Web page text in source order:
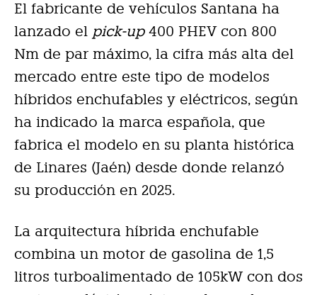
El fabricante de vehículos Santana ha
lanzado el pick-up400 PHEV con 800
Nm de par máximo, la cifra más alta del
mercado entre este tipo de modelos
híbridos enchufables y eléctricos, según
ha indicado la marca española, que
fabrica el modelo en su planta histórica
de Linares (Jaén) desde donde relanzó
su producción en 2025.
La arquitectura híbrida enchufable
combina un motor de gasolina de 1,5
litros turboalimentado de 105kW con dos